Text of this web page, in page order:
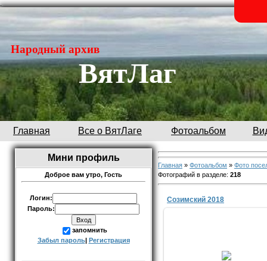
.
Народный архив
ВятЛаг
Главная Все о ВятЛаге Фотоальбом
Мини профиль
Доброе вам утро, Гость
Логин:
Пароль:
запомнить
Забыл пароль| Регистрация
Главная » Фотоальбом » Фото
Фотографий в разделе: 218
Созимский 2018
Фото с сайта ok.ru